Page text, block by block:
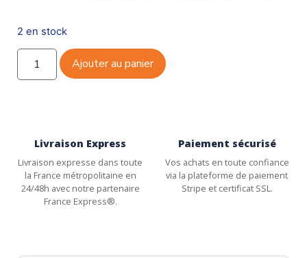
2 en stock
Ajouter au panier
Livraison Express
Livraison expresse dans toute
la France métropolitaine en
24/48h avec notre partenaire
France Express®.
Paiement sécurisé
Vos achats en toute confiance
via la plateforme de paiement
Stripe et certificat SSL.